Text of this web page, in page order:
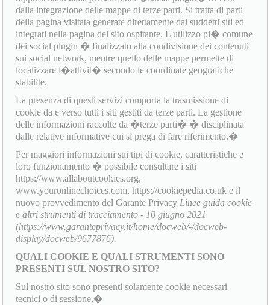
dalla integrazione delle mappe di terze parti. Si tratta di parti
della pagina visitata generate direttamente dai suddetti siti ed
integrati nella pagina del sito ospitante. L'utilizzo pi� comune
dei social plugin � finalizzato alla condivisione dei contenuti
sui social network, mentre quello delle mappe permette di
localizzare l�attivit� secondo le coordinate geografiche
stabilite.
La presenza di questi servizi comporta la trasmissione di
cookie da e verso tutti i siti gestiti da terze parti. La gestione
delle informazioni raccolte da �terze parti� � disciplinata
dalle relative informative cui si prega di fare riferimento.�
Per maggiori informazioni sui tipi di cookie, caratteristiche e
loro funzionamento � possibile consultare i siti
https://www.allaboutcookies.org,
www.youronlinechoices.com, https://cookiepedia.co.uk e il
nuovo provvedimento del Garante Privacy Linee guida cookie
e altri strumenti di tracciamento - 10 giugno 2021
(https://www.garanteprivacy.it/home/docweb/-/docweb-
display/docweb/9677876).
QUALI COOKIE E QUALI STRUMENTI SONO
PRESENTI SUL NOSTRO SITO?
Sul nostro sito sono presenti solamente cookie necessari
tecnici o di sessione.�